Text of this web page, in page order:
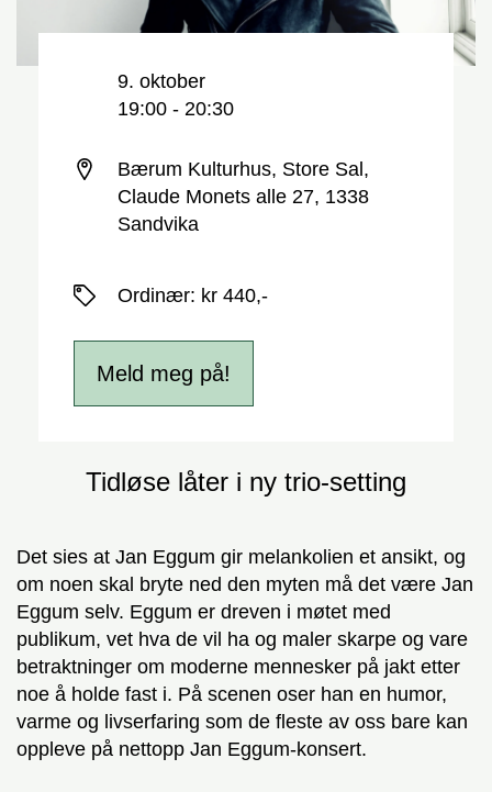
9. oktober
19:00 - 20:30
Bærum Kulturhus, Store Sal,
Claude Monets alle 27, 1338
Sandvika
Ordinær: kr 440,-
Meld meg på!
Tidløse låter i ny trio-setting
Det sies at Jan Eggum gir melankolien et ansikt, og
om noen skal bryte ned den myten må det være Jan
Eggum selv. Eggum er dreven i møtet med
publikum, vet hva de vil ha og maler skarpe og vare
betraktninger om moderne mennesker på jakt etter
noe å holde fast i. På scenen oser han en humor,
varme og livserfaring som de fleste av oss bare kan
oppleve på nettopp Jan Eggum-konsert.